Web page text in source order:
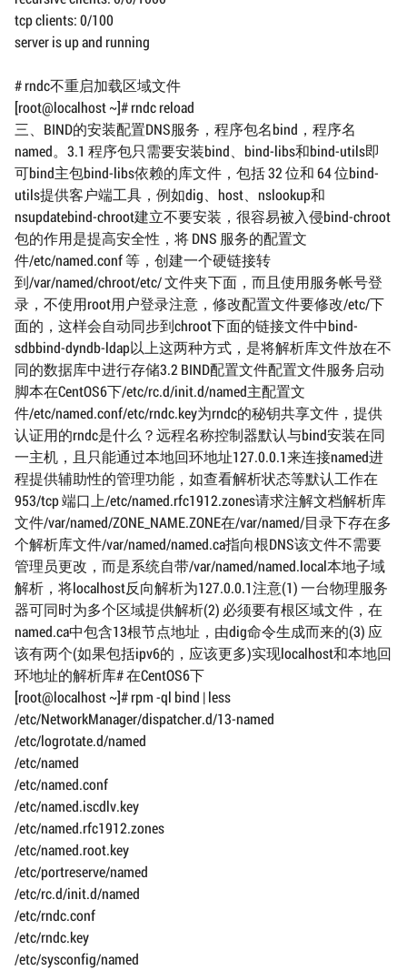
tcp clients: 0/100
server is up and running
# rndc不重启加载区域文件
[root@localhost ~]# rndc reload
三、BIND的安装配置DNS服务，程序包名bind，程序名
named。3.1 程序包只需要安装bind、bind-libs和bind-utils即
可bind主包bind-libs依赖的库文件，包括 32 位和 64 位bind-
utils提供客户端工具，例如dig、host、nslookup和
nsupdatebind-chroot建立不要安装，很容易被入侵bind-chroot
包的作用是提高安全性，将 DNS 服务的配置文
件/etc/named.conf 等，创建一个硬链接转
到/var/named/chroot/etc/ 文件夹下面，而且使用服务帐号登
录，不使用root用户登录注意，修改配置文件要修改/etc/下
面的，这样会自动同步到chroot下面的链接文件中bind-
sdbbind-dyndb-ldap以上这两种方式，是将解析库文件放在不
同的数据库中进行存储3.2 BIND配置文件配置文件服务启动
脚本在CentOS6下/etc/rc.d/init.d/named主配置文
件/etc/named.conf/etc/rndc.key为rndc的秘钥共享文件，提供
认证用的rndc是什么？远程名称控制器默认与bind安装在同
一主机，且只能通过本地回环地址127.0.0.1来连接named进
程提供辅助性的管理功能，如查看解析状态等默认工作在
953/tcp 端口上/etc/named.rfc1912.zones请求注解文档解析库
文件/var/named/ZONE_NAME.ZONE在/var/named/目录下存在多
个解析库文件/var/named/named.ca指向根DNS该文件不需要
管理员更改，而是系统自带/var/named/named.local本地子域
解析，将localhost反向解析为127.0.0.1注意(1) 一台物理服务
器可同时为多个区域提供解析(2) 必须要有根区域文件，在
named.ca中包含13根节点地址，由dig命令生成而来的(3) 应
该有两个(如果包括ipv6的，应该更多)实现localhost和本地回
环地址的解析库# 在CentOS6下
[root@localhost ~]# rpm -ql bind | less
/etc/NetworkManager/dispatcher.d/13-named
/etc/logrotate.d/named
/etc/named
/etc/named.conf
/etc/named.iscdlv.key
/etc/named.rfc1912.zones
/etc/named.root.key
/etc/portreserve/named
/etc/rc.d/init.d/named
/etc/rndc.conf
/etc/rndc.key
/etc/sysconfig/named